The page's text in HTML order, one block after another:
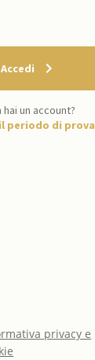
Accedi
hai un account?
periodo di prova
privacy e